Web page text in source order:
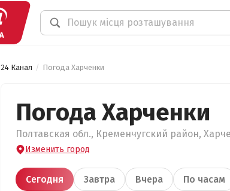
24 Канал Погода Харченки
Погода Харченки
Полтавская обл., Кременчугский район,
Изменить город
Сегодня Завтра Вчера По часам